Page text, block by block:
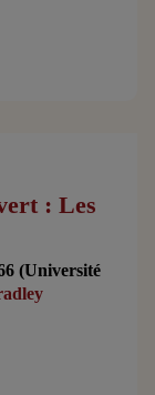
: Les
(Université